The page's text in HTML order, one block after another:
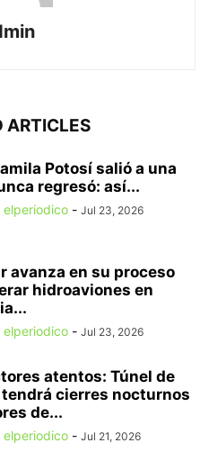
ARTICLES
Potosí salió a una
regresó: así...
elperiodico - Jul 23, 2026
avanza en su proceso
hidroaviones en
elperiodico - Jul 23, 2026
atentos: Túnel de
cierres nocturnos
de...
elperiodico - Jul 21, 2026